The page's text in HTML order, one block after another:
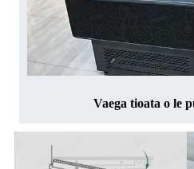
Vaega tioata o le